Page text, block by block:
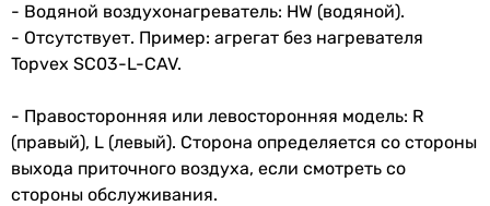
- Водяной воздухонагреватель: HW (водяной).
- Отсутствует. Пример: агрегат без нагревателя
Topvex SC03-L-CAV.
- Правосторонняя или левосторонняя модель: R
(правый), L (левый). Сторона определяется со стороны
выхода приточного воздуха, если смотреть со
стороны обслуживания.